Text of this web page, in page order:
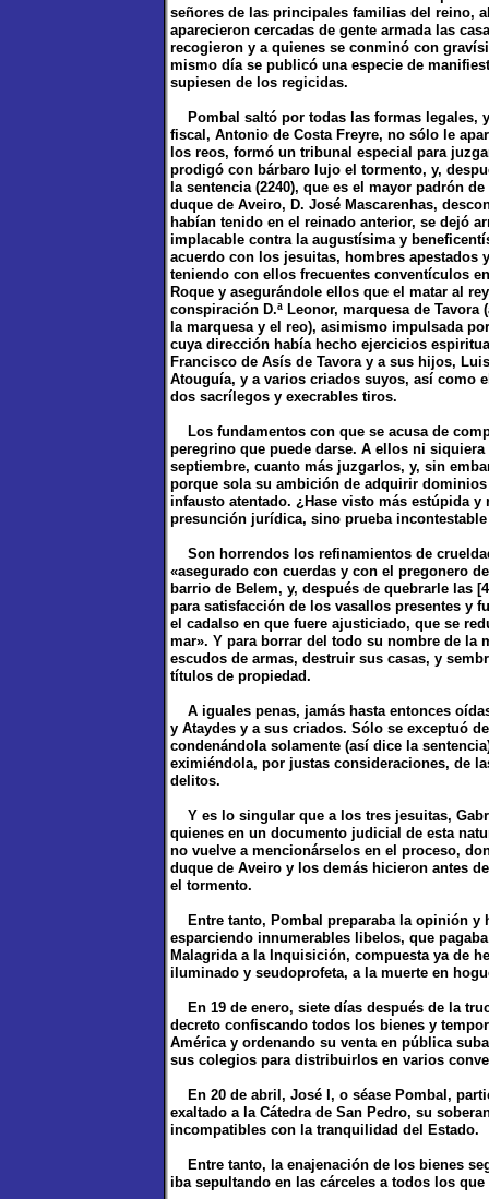
señores de las principales familias del reino,
aparecieron cercadas de gente armada las
recogieron y a quienes se conminó con
mismo día se publicó una especie de
supiesen de los regicidas.
Pombal saltó por todas las formas legales,
fiscal, Antonio de Costa Freyre, no sólo le
los reos, formó un tribunal especial para
prodigó con bárbaro lujo el tormento, y,
la sentencia (2240), que es el mayor padrón
duque de Aveiro, D. José Mascarenhas,
habían tenido en el reinado anterior, se dejó
implacable contra la augustísima y
acuerdo con los jesuitas, hombres
teniendo con ellos frecuentes conventículos
Roque y asegurándole ellos que el matar al
conspiración D.ª Leonor, marquesa de
la marquesa y el reo), asimismo impulsada
cuya dirección había hecho ejercicios
Francisco de Asís de Tavora y a sus hijos,
Atouguía, y a varios criados suyos, así como
dos sacrílegos y execrables tiros.
Los fundamentos con que se acusa de
peregrino que puede darse. A ellos ni
septiembre, cuanto más juzgarlos, y, sin
porque sola su ambición de adquirir
infausto atentado. ¿Hase visto más estúpida
presunción jurídica, sino prueba
Son horrendos los refinamientos de
«asegurado con cuerdas y con el pregonero
barrio de Belem, y, después de quebrarle las
para satisfacción de los vasallos presentes y
el cadalso en que fuere ajusticiado, que se
mar». Y para borrar del todo su nombre de la
escudos de armas, destruir sus casas, y
títulos de propiedad.
A iguales penas, jamás hasta entonces
y Ataydes y a sus criados. Sólo se exceptuó
condenándola solamente (así dice la
eximiéndola, por justas consideraciones, de
delitos.
Y es lo singular que a los tres jesuitas,
quienes en un documento judicial de esta
no vuelve a mencionárselos en el proceso,
duque de Aveiro y los demás hicieron antes
el tormento.
Entre tanto, Pombal preparaba la opinión y
esparciendo innumerables libelos, que
Malagrida a la Inquisición, compuesta ya de
iluminado y seudoprofeta, a la muerte en
En 19 de enero, siete días después de la
decreto confiscando todos los bienes y
América y ordenando su venta en pública
sus colegios para distribuirlos en varios
En 20 de abril, José I, o séase Pombal,
exaltado a la Cátedra de San Pedro, su
incompatibles con la tranquilidad del Estado.
Entre tanto, la enajenación de los bienes
iba sepultando en las cárceles a todos los